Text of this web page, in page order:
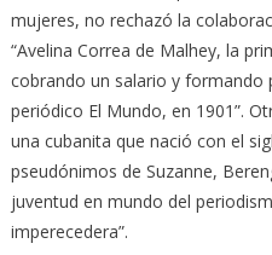
mujeres, no rechazó la
“Avelina Correa de Malhey, la
cobrando un salario y formando
periódico El Mundo, en 1901”.
una cubanita que nació con el
pseudónimos de Suzanne,
juventud en mundo del
imperecedera”.